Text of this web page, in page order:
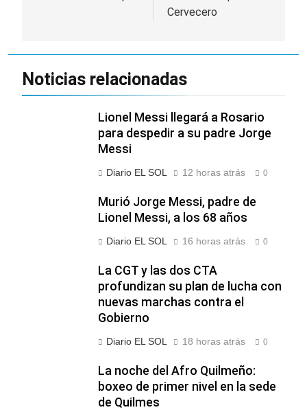
Cervecero
Noticias relacionadas
Lionel Messi llegará a Rosario
para despedir a su padre Jorge
Messi
Diario EL SOL 12 horas atrás 0
Murió Jorge Messi, padre de
Lionel Messi, a los 68 años
Diario EL SOL 16 horas atrás 0
La CGT y las dos CTA
profundizan su plan de lucha con
nuevas marchas contra el
Gobierno
Diario EL SOL 18 horas atrás 0
La noche del Afro Quilmeño:
boxeo de primer nivel en la sede
de Quilmes